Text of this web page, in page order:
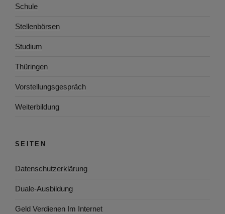
Schule
Stellenbörsen
Studium
Thüringen
Vorstellungsgespräch
Weiterbildung
SEITEN
Datenschutzerklärung
Duale-Ausbildung
Geld Verdienen Im Internet